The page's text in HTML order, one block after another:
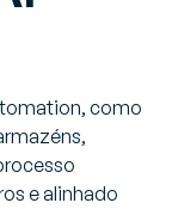
como
e alinhado